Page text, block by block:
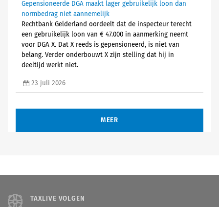
Gepensioneerde DGA maakt lager gebruikelijk loon dan
normbedrag niet aannemelijk
Rechtbank Gelderland oordeelt dat de inspecteur terecht
een gebruikelijk loon van € 47.000 in aanmerking neemt
voor DGA X. Dat X reeds is gepensioneerd, is niet van
belang. Verder onderbouwt X zijn stelling dat hij in
deeltijd werkt niet.
23 juli 2026
MEER
TAXLIVE VOLGEN